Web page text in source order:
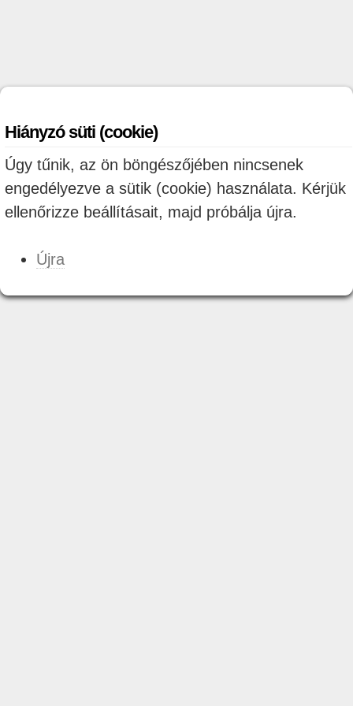
Hiányzó süti (cookie)
Úgy tűnik, az ön böngészőjében nincsenek
engedélyezve a sütik (cookie) használata. Kérjük
ellenőrizze beállításait, majd próbálja újra.
Újra